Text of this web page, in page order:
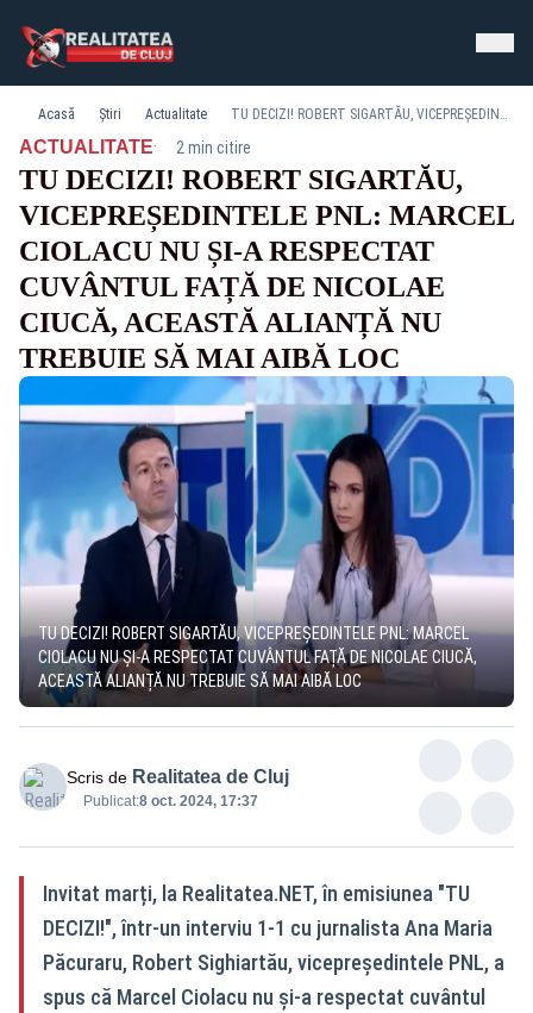
Acasă Știri Actualitate TU DECIZI! ROBERT SIGARTĂU, VICEPREȘEDINTELE PNL: MARCEL CIOLACU NU ȘI-A RESPECTAT CUVÂNTUL FAȚĂ DE NICOLAE CIUCĂ, ACEASTĂ ALIANȚĂ NU TREBUIE SĂ MAI AIBĂ LOC
ACTUALITATE· 2 min citire
TU DECIZI! ROBERT SIGARTĂU,
VICEPREȘEDINTELE PNL: MARCEL
CIOLACU NU ȘI-A RESPECTAT
CUVÂNTUL FAȚĂ DE NICOLAE
CIUCĂ, ACEASTĂ ALIANȚĂ NU
TREBUIE SĂ MAI AIBĂ LOC
TU DECIZI! ROBERT SIGARTĂU, VICEPREȘEDINTELE PNL: MARCEL
CIOLACU NU ȘI-A RESPECTAT CUVÂNTUL FAȚĂ DE NICOLAE CIUCĂ,
ACEASTĂ ALIANȚĂ NU TREBUIE SĂ MAI AIBĂ LOC
Scris de Realitatea de Cluj
Publicat:8 oct. 2024, 17:37
Invitat marți, la Realitatea.NET, în emisiunea "TU
DECIZI!", într-un interviu 1-1 cu jurnalista Ana Maria
Păcuraru, Robert Sighiartău, vicepreședintele PNL, a
spus că Marcel Ciolacu nu și-a respectat cuvântul